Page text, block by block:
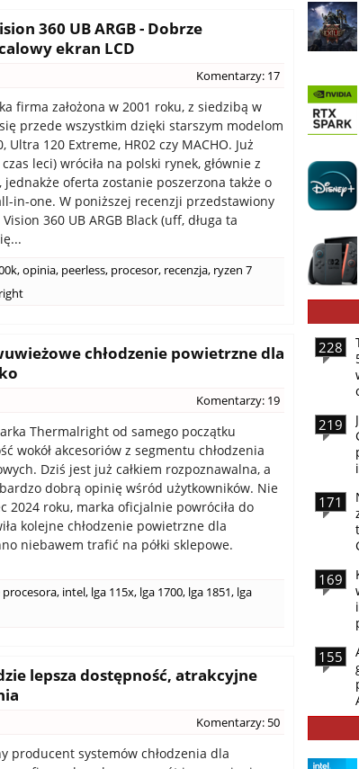
360 UB ARGB - Dobrze
ekran LCD
Komentarzy: 17
firma założona w 2001 roku, z siedzibą w
przede wszystkim dzięki starszym modelom
Ultra 120 Extreme, HR02 czy MACHO. Już
leci) wróciła na polski rynek, głównie z
oferta zostanie poszerzona także o
in-one. W poniższej recenzji przedstawiony
360 UB ARGB Black (uff, długa ta
,opinia, peerless, procesor, recenzja, ryzen 7
chłodzenie powietrzne dla
Komentarzy: 19
Thermalright od samego początku
wokół akcesoriów z segmentu chłodzenia
Dziś jest już całkiem rozpoznawalna, a
dobrą opinię wśród użytkowników. Nie
2024 roku, marka oficjalnie powróciła do
kolejne chłodzenie powietrzne dla
niebawem trafić na półki sklepowe.
procesora, intel, lga 115x, lga 1700, lga 1851, lga
lepsza dostępność, atrakcyjne
Komentarzy: 50
producent systemów chłodzenia dla
228
219
171
169
155